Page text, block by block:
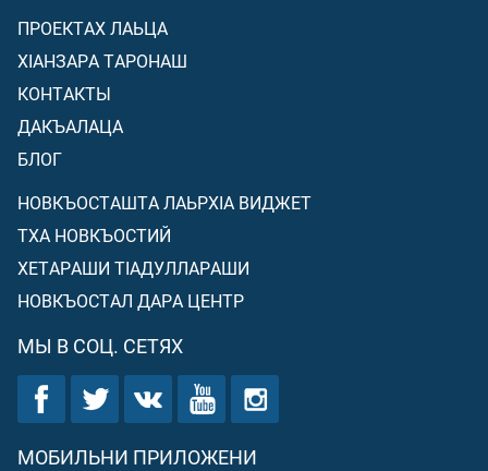
ПРОЕКТАХ ЛАЬЦА
ХIАНЗАРА ТАРОНАШ
КОНТАКТЫ
ДАКЪАЛАЦА
БЛОГ
НОВКЪОСТАШТА ЛАЬРХIА ВИДЖЕТ
ТХА НОВКЪОСТИЙ
ХЕТАРАШИ ТIАДУЛЛАРАШИ
НОВКЪОСТАЛ ДАРА ЦЕНТР
МЫ В СОЦ. СЕТЯХ
МОБИЛЬНИ ПРИЛОЖЕНИ